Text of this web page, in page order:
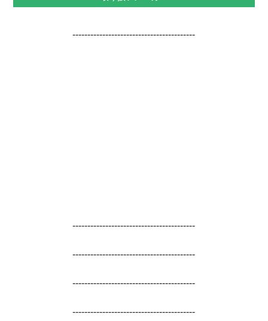
-----------------------------------------
-----------------------------------------
-----------------------------------------
-----------------------------------------
-----------------------------------------